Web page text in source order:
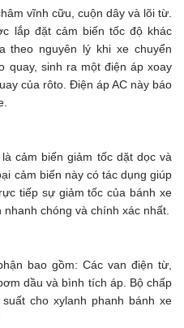
vĩnh cữu, cuộn dây và lõi từ.
lắp đặt cảm biến tốc độ khác
theo nguyên lý khi xe chuyển
quay, sinh ra một điện áp xoay
của rôto. Điện áp AC này báo
cảm biến giảm tốc dặt dọc và
cảm biến này có tác dụng giúp
tiếp sự giảm tốc của bánh xe
chóng và chính xác nhất.
bao gồm: Các van điện từ,
dầu và bình tích áp. Bộ chấp
cho xylanh phanh bánh xe